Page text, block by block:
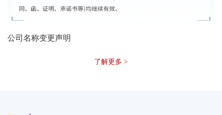
公司名称变更声明
了解更多 >